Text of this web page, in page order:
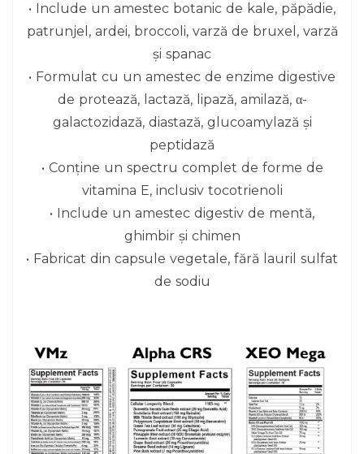
• Include un amestec botanic de kale, păpădie,
patrunjel, ardei, broccoli, varză de bruxel, varză
și spanac
• Formulat cu un amestec de enzime digestive
de protează, lactază, lipază, amilază, α-
galactozidază, diastază, glucoamylază și
peptidază
• Conține un spectru complet de forme de
vitamina E, inclusiv tocotrienoli
• Include un amestec digestiv de mentă,
ghimbir și chimen
• Fabricat din capsule vegetale, fără lauril sulfat
de sodiu